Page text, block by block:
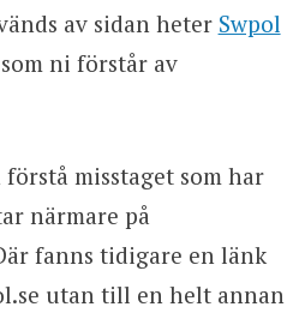
av sidan heter Swpol
ni förstår av
misstaget som har
närmare på
fanns tidigare en länk
utan till en helt annan